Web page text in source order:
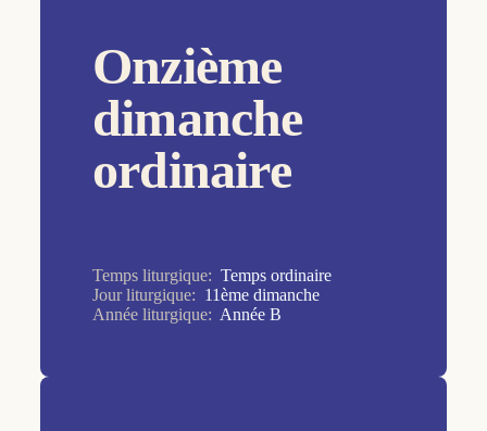
18ème dimanche
1er dimanche
20ème dimanche
23ème dimanche
24ème dimanche
Onzième
dimanche
ordinaire
Temps liturgique: Temps ordinaire
Jour liturgique: 11ème dimanche
Année liturgique: Année B